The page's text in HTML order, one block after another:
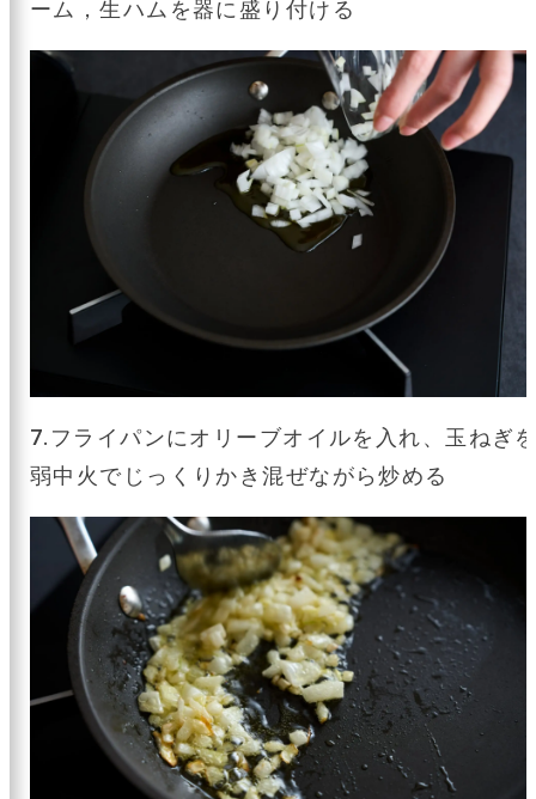
ーム，生ハムを器に盛り付ける
7.フライパンにオリーブオイルを入れ、玉ねぎ
弱中火でじっくりかき混ぜながら炒める